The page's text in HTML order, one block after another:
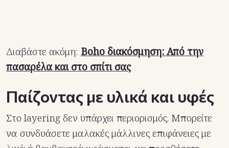
Διαβάστε ακόμη: Boho διακόσμηση: Από την
πασαρέλα και στο σπίτι σας
Παίζοντας με υλικά και υφές
Στο layering δεν υπάρχει περιορισμός. Μπορείτε
να συνδυάσετε μαλακές μάλλινες επιφάνειες με